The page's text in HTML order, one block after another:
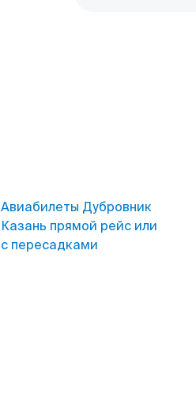
Авиабилеты Дубровник
Казань прямой рейс или
с пересадками